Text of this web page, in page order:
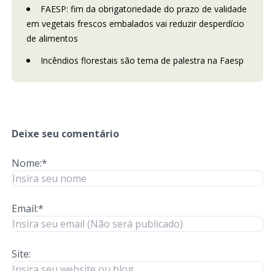
FAESP: fim da obrigatoriedade do prazo de validade
em vegetais frescos embalados vai reduzir desperdício
de alimentos
Incêndios florestais são tema de palestra na Faesp
Deixe seu comentário
Nome:*
Email:*
Site: